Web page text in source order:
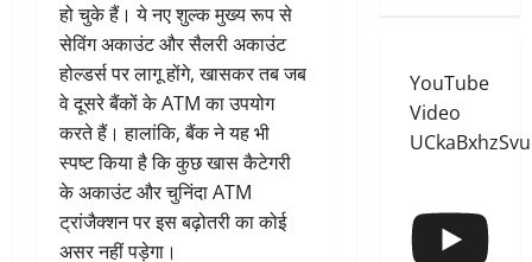
हो चुके हैं। ये नए शुल्क मुख्य रूप से
सेविंग अकाउंट और सैलरी अकाउंट
होल्डर्स पर लागू होंगे, खासकर तब जब
वे दूसरे बैंकों के ATM का उपयोग
करते हैं। हालांकि, बैंक ने यह भी
स्पष्ट किया है कि कुछ खास कैटेगरी
के अकाउंट और चुनिंदा ATM
ट्रांजैक्शन पर इस बढ़ोतरी का कोई
असर नहीं पड़ेगा।
YouTube
Video